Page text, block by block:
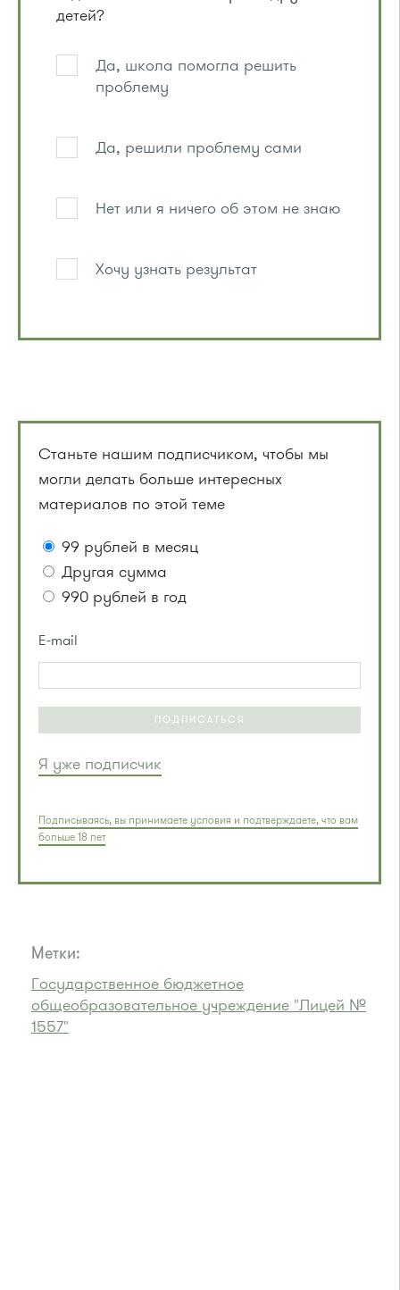
детей?
Да, школа помогла решить
проблему
Да, решили проблему сами
Нет или я ничего об этом не знаю
Хочу узнать результат
Станьте нашим подписчиком, чтобы мы
могли делать больше интересных
материалов по этой теме
99 рублей в месяц
Другая сумма
990 рублей в год
E-mail
ПОДПИСАТЬСЯ
Я уже подписчик
Подписываясь, вы принимаете условия и подтверждаете, что вам
больше 18 лет
Метки:
Государственное бюджетное
общеобразовательное учреждение "Лицей №
1557"